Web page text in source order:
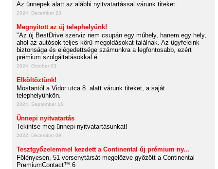
Az ünnepek alatt az alábbi nyitvatartással várunk titeket:
2024. December 23.
Megnyitott az új telephelyünk!
"Az új BestDrive szerviz nem csupán egy műhely, hanem egy hely,
ahol az autósok teljes körű megoldásokat találnak. Az ügyfeleink
biztonsága és elégedettsége számunkra a legfontosabb, ezért
prémium szolgáltatásokkal é...
2024. October 03.
Elköltöztünk!
Mostantól a Vidor utca 8. alatt várunk titeket, a saját
telephelyünkön.
2024. September 16.
Ünnepi nyitvatartás
Tekintse meg ünnepi nyitvatartásunkat!
2022. December 09.
Tesztgyőzelemmel kezdett a Continental új prémium ny...
Fölényesen, 51 versenytársát megelőzve győzött a Continental
PremiumContact™ 6